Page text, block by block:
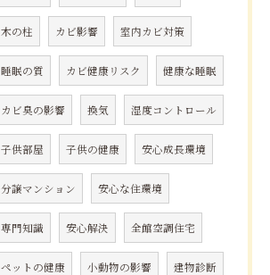
木の柱 カビ影響 室内カビ対策
睡眠の質 カビ健康リスク 健康な睡眠
カビ臭の影響 換気 湿度コントロール
子供部屋 子供の健康 安心成長環境
分譲マンション 安心な住環境
専門知識 安心解決 全館空調住宅
ペットの健康 小動物の影響 建物診断